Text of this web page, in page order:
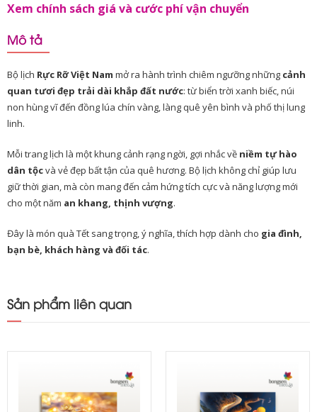
Xem chính sách giá và cước phí vận chuyển
Mô tả
Bộ lịch Rực Rỡ Việt Nam mở ra hành trình chiêm ngưỡng những cảnh
quan tươi đẹp trải dài khắp đất nước: từ biển trời xanh biếc, núi
non hùng vĩ đến đồng lúa chín vàng, làng quê yên bình và phố thị lung
linh.
Mỗi trang lịch là một khung cảnh rạng ngời, gợi nhắc về niềm tự hào
dân tộcvà vẻ đẹp bất tận của quê hương. Bộ lịch không chỉ giúp lưu
giữ thời gian, mà còn mang đến cảm hứng tích cực và năng lượng mới
cho một năm an khang, thịnh vượng.
Đây là món quà Tết sang trọng, ý nghĩa, thích hợp dành cho gia đình,
bạn bè, khách hàng và đối tác.
Sản phẩm liên quan